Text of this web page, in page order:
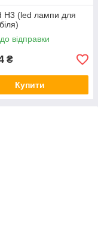
H3 (led лампи для
відправки
₴
Купити